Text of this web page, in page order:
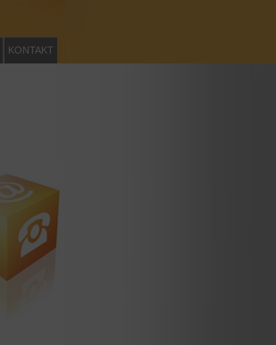
KONTAKT